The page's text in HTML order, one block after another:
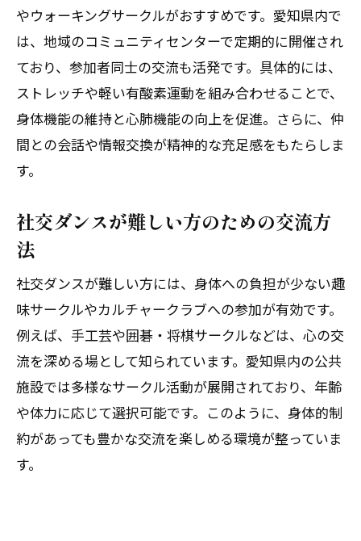
やウォーキングサークルがおすすめです。愛知県内で
は、地域のコミュニティセンターで定期的に開催され
ており、参加者同士の交流も活発です。具体的には、
ストレッチや軽い有酸素運動を組み合わせることで、
身体機能の維持と心肺機能の向上を促進。さらに、仲
間との会話や情報交換が精神的な充足感をもたらしま
す。
社交ダンスが難しい方のための交流方
法
社交ダンスが難しい方には、身体への負担が少ない趣
味サークルやカルチャークラブへの参加が有効です。
例えば、手工芸や囲碁・将棋サークルなどは、心の交
流を深める場として知られています。愛知県内の公共
施設では多様なサークル活動が展開されており、年齢
や体力に応じて選択可能です。このように、身体的制
約があっても豊かな交流を楽しめる環境が整っていま
す。